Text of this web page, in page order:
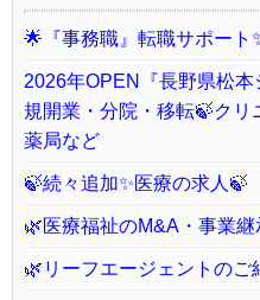
🌟『事務職』転職サポート
2026年OPEN『長野県松
規開業・分院・移転🍃クリ
薬局など
🍃続々追加✨医療の求人🍃
🌿医療福祉のM&A・事業
🌿リーフエージェントのご